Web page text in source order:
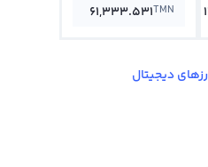
61,333.531TMN
دیجیتال